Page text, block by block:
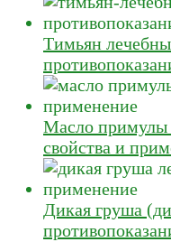
Тимьян
Масло примулы
свойства и
Дикая груша